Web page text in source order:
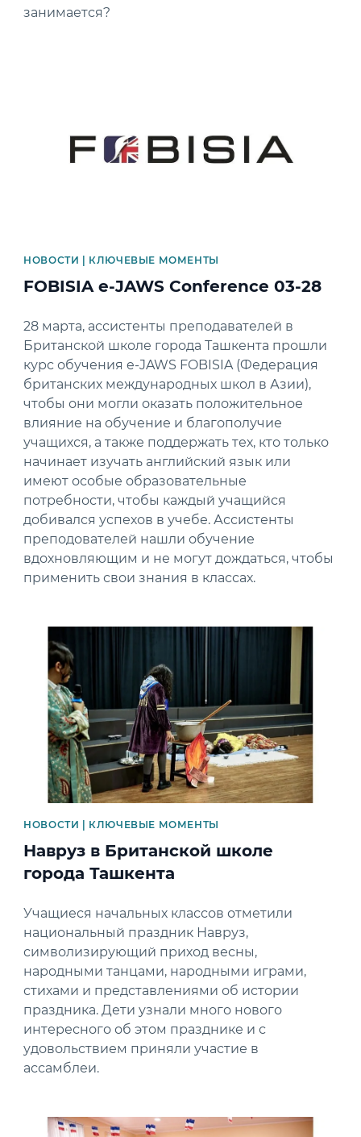
занимается?
НОВОСТИ | КЛЮЧЕВЫЕ МОМЕНТЫ
FOBISIA e-JAWS Conference 03-28
28 марта, ассистенты преподавателей в
Британской школе города Ташкента прошли
курс обучения e-JAWS FOBISIA (Федерация
британских международных школ в Азии),
чтобы они могли оказать положительное
влияние на обучение и благополучие
учащихся, а также поддержать тех, кто только
начинает изучать английский язык или
имеют особые образовательные
потребности, чтобы каждый учащийся
добивался успехов в учебе. Ассистенты
преподователей нашли обучение
вдохновляющим и не могут дождаться, чтобы
применить свои знания в классах.
НОВОСТИ | КЛЮЧЕВЫЕ МОМЕНТЫ
Навруз в Британской школе
города Ташкента
Учащиеся начальных классов отметили
национальный праздник Навруз,
символизирующий приход весны,
народными танцами, народными играми,
стихами и представлениями об истории
праздника. Дети узнали много нового
интересного об этом празднике и с
удовольствием приняли участие в
ассамблеи.
News image